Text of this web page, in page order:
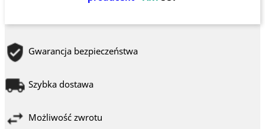
Gwarancja bezpieczeństwa
Szybka dostawa
Możliwość zwrotu